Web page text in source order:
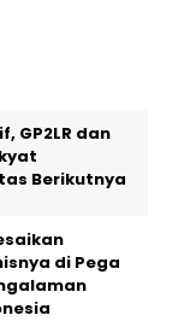
GP2LR dan
Berikutnya
di Pega